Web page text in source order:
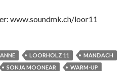
www.soundmk.ch/loor11
LOORHOLZ 11
MANDACH
SONJA MOONEAR WARM-UP